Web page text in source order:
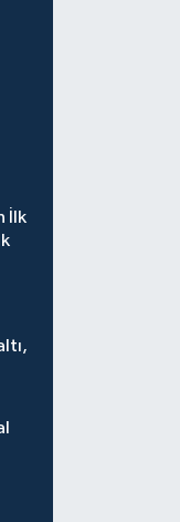
İlk